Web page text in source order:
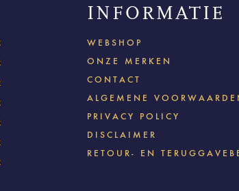
INFORMATIE
WEBSHOP
ONZE MERKEN
CONTACT
ALGEMENE
PRIVACY POLICY
DISCLAIMER
RETOUR- EN